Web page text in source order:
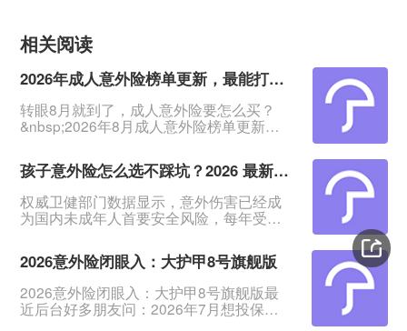
相关阅读
2026年成人意外险榜单更新，最能打的2款来了
转眼8月就到了，成人意外险要怎么买？
&nbsp;2026年8月成人意外险榜单更新
业人群，中老年、高危职业都能买。
&nbsp;其中两款长期霸榜，性价比超能
打。准备入手意外险的快给自己和家人收
藏起来。
&nbsp;&nbsp;&nbsp;&nbsp;&nbsp;一、普
这款就是
孩子意外险怎么选不踩坑？2026 最新榜单一文看懂
权威卫健部门数据显示，意外伤害已经成
为国内未成年人首要安全风险，每年受伤
提前预判，家长很难全天候看护孩子，怎
样才能给孩子稳妥的风险兜底？其实每年
仅需几十元，就能配置一份少儿意外险，
不仅可以报销孩子磕碰、摔伤产生的意外
医疗费用，还能提供意外身故、伤残保险
2026意外险闭眼入：大护甲8号旗舰版
2026意外险闭眼入：大护甲8号旗舰版最
近后台好多朋友问：2026年7月想投保意